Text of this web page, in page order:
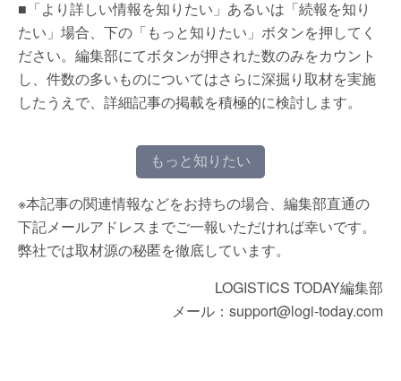
■「より詳しい情報を知りたい」あるいは「続報を知り
たい」場合、下の「もっと知りたい」ボタンを押してく
ださい。編集部にてボタンが押された数のみをカウント
し、件数の多いものについてはさらに深掘り取材を実施
したうえで、詳細記事の掲載を積極的に検討します。
もっと知りたい
※本記事の関連情報などをお持ちの場合、編集部直通の
下記メールアドレスまでご一報いただければ幸いです。
弊社では取材源の秘匿を徹底しています。
LOGISTICS TODAY編集部
メール：support@logi-today.com